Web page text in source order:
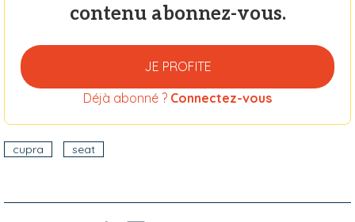
contenu abonnez-vous.
JE PROFITE
Déjà abonné ? Connectez-vous
cupra seat